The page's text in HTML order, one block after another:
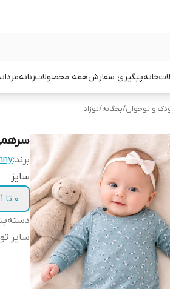
خانهپیگیری سفارشهمه محصولاتزنانه
و نوجوان/بچگانه/نوزاد
برند:
سایز
0 تا 1 ماه
سایر